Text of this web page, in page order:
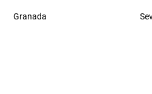
Granada